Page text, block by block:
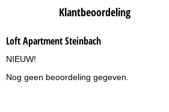
Klantbeoordeling
Loft Apartment Steinbach
NIEUW!
Nog geen beoordeling gegeven.